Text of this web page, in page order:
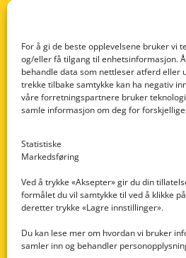
For å gi de beste opplevelsene bruker vi
og/eller få tilgang til enhetsinformasjon.
behandle data som nettleser atferd eller
trekke tilbake samtykke kan ha negativ
våre forretningspartnere bruker
samle informasjon om deg for
Statistiske
Markedsføring
Ved å trykke «Aksepter» gir du din
formålet du vil samtykke til ved å klikke
deretter trykke «Lagre innstillinger».
Du kan lese mer om hvordan vi bruker
samler inn og behandler
Nedre Nøttveit 60,
Email:
Org. nr: 996430022